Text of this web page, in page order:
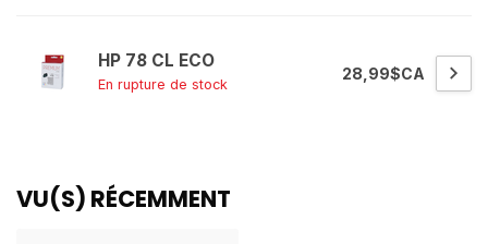
HP 78 CL ECO
En rupture de stock
28,99$CA
VU(S) RÉCEMMENT